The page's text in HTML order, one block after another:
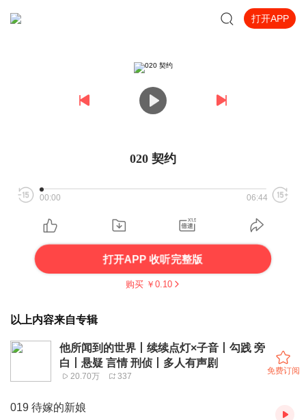
打开APP
020 契约
00:00 06:44
打开APP 收听完整版
购买 ￥ 0.10
以上内容来自专辑
他所闻到的世界丨续续点灯×子音丨勾践 旁
白丨悬疑 言情 刑侦丨多人有声剧
20.70万 337
免费订阅
019 待嫁的新娘